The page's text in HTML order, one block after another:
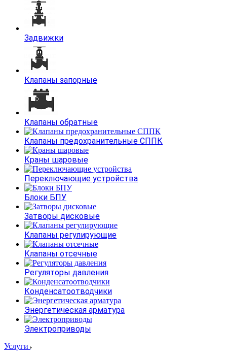
Задвижки
Клапаны запорные
Клапаны обратные
Клапаны предохранительные СППК
Краны шаровые
Переключающие устройства
Блоки БПУ
Затворы дисковые
Клапаны регулирующие
Клапаны отсечные
Регуляторы давления
Конденсатоотводчики
Энергетическая арматура
Электроприводы
Услуги